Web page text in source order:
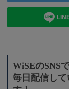
WiSEのSNS
毎日配信して